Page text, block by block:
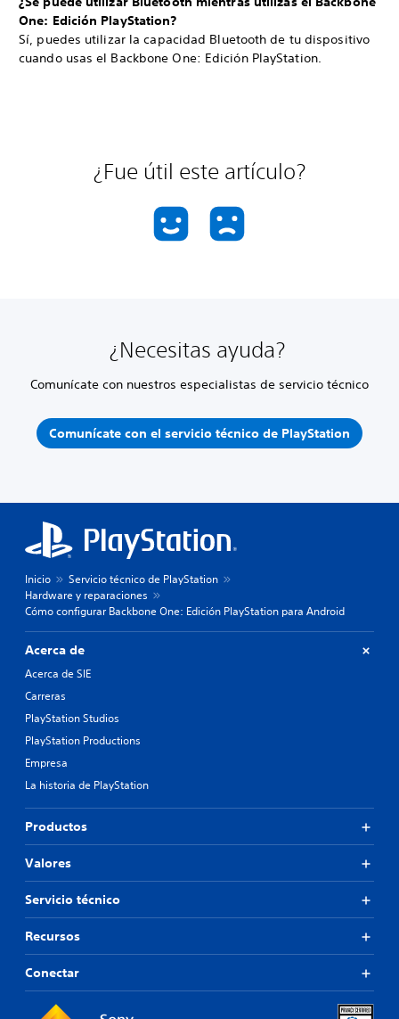
One: Edición PlayStation?
Sí, puedes utilizar la capacidad Bluetooth de tu dispositivo
cuando usas el Backbone One: Edición PlayStation.
¿Fue útil este artículo?
¿Necesitas ayuda?
Comunícate con nuestros especialistas de servicio técnico
Comunícate con el servicio técnico de PlayStation
Inicio
Servicio técnico de PlayStation
Hardware y reparaciones
Cómo configurar Backbone One: Edición PlayStation para Android
Acerca de
Acerca de SIE
Carreras
PlayStation Studios
PlayStation Productions
Empresa
La historia de PlayStation
Productos
Valores
Servicio técnico
Recursos
Conectar